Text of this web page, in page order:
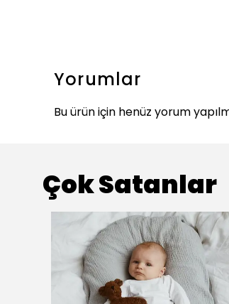
Yorumlar
Bu ürün için henüz yorum
Çok Satanlar